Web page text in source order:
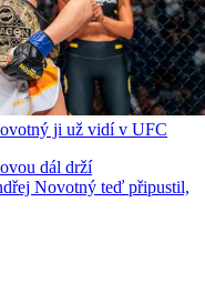
ji už vidí v UFC
dál drží
Novotný teď připustil,